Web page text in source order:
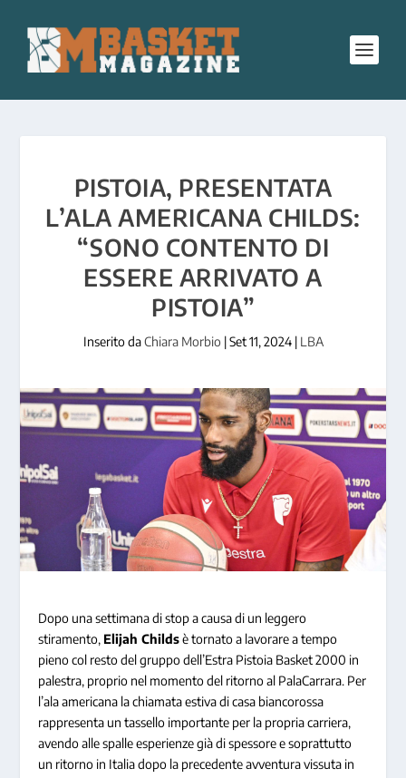
PISTOIA, PRESENTATA
L’ALA AMERICANA CHILDS:
“SONO CONTENTO DI
ESSERE ARRIVATO A
PISTOIA”
Inserito daChiara Morbio |Set 11, 2024| LBA
Dopo una settimana di stop a causa di un leggero
stiramento, Elijah Childsè tornato a lavorare a tempo
pieno col resto del gruppo dell’Estra Pistoia Basket 2000 in
palestra, proprio nel momento del ritorno al PalaCarrara. Per
l’ala americana la chiamata estiva di casa biancorossa
rappresenta un tassello importante per la propria carriera,
avendo alle spalle esperienze già di spessore e soprattutto
un ritorno in Italia dopo la precedente avventura vissuta in